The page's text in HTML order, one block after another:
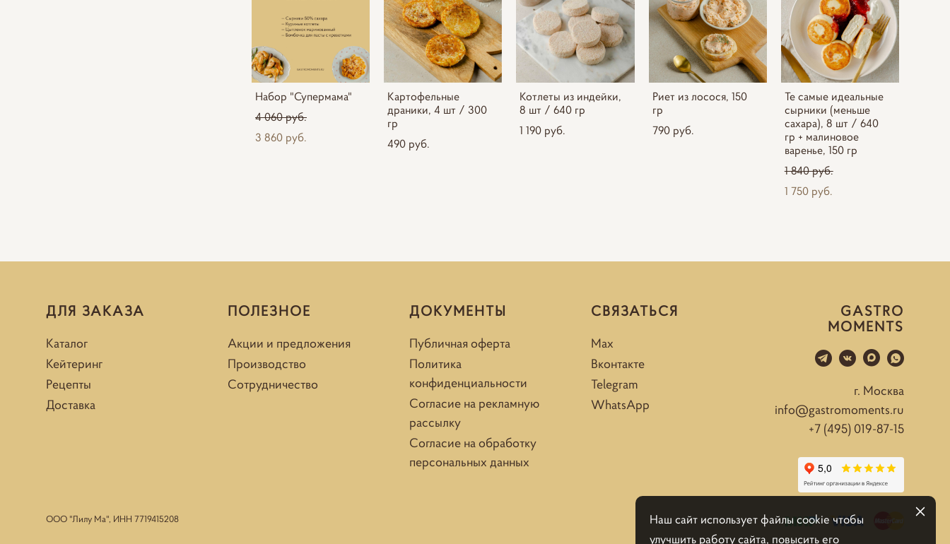
Набор "Супермама"
4 060 pуб.
3 860 pуб.
Картофельные
драники, 4 шт / 300
гр
490 pуб.
Котлеты из индейки,
8 шт / 640 гр
1 190 pуб.
Риет из лосося, 150
гр
790 pуб.
Те самые идеальные
сырники (меньше
сахара), 8 шт / 640
гр + малиновое
варенье, 150 гр
1 840 pуб.
1 750 pуб.
ДЛЯ ЗАКАЗА
Каталог
Кейтеринг
Рецепты
Доставка
ПОЛЕЗНОЕ
Акции и предложения
Производство
Сотрудничество
ДОКУМЕНТЫ
Публичная оферта
Политика
конфиденциальности
Согласие на рекламную
рассылку
Согласие на обработку
персональных данных
СВЯЗАТЬСЯ
Max
Вконтакте
Telegram
WhatsApp
GASTRO
MOMENTS
г. Москва
info@gastromoments.ru
+7 (495) 019-87-15
ООО "Лилу Ма", ИНН 7719415208
Наш сайт использует файлы cookie чтобы
улучшить работу сайта, повысить его